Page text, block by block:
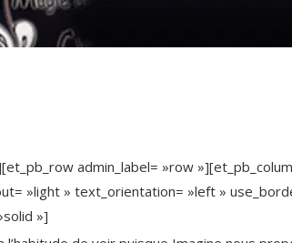
admin_label= »row
»light » text_orientation= »left »
»]